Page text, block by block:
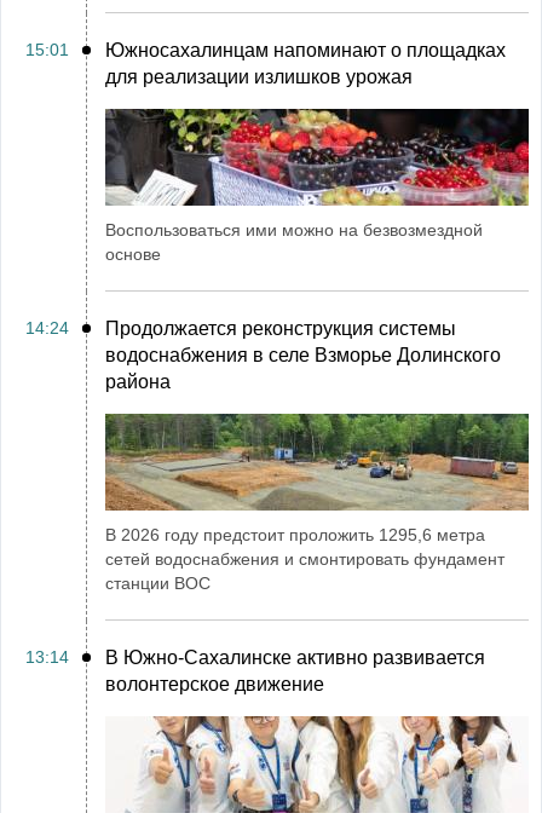
15:01
Южносахалинцам напоминают о площадках
для реализации излишков урожая
Воспользоваться ими можно на безвозмездной
основе
14:24
Продолжается реконструкция системы
водоснабжения в селе Взморье Долинского
района
В 2026 году предстоит проложить 1295,6 метра
сетей водоснабжения и смонтировать фундамент
станции ВОС
13:14
В Южно-Сахалинске активно развивается
волонтерское движение